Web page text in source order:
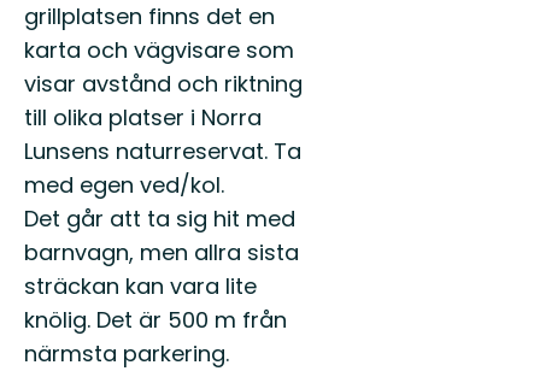
grillplatsen finns det en
karta och vägvisare som
visar avstånd och riktning
till olika platser i Norra
Lunsens naturreservat. Ta
med egen ved/kol.
Det går att ta sig hit med
barnvagn, men allra sista
sträckan kan vara lite
knölig. Det är 500 m från
närmsta parkering.